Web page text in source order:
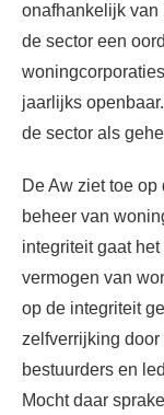
onafhankelijk van
de sector een
jaarlijks
de sector als
De Aw ziet toe
beheer van
integriteit gaat
vermogen van
op de integriteit
zelfverrijking
bestuurders en
Mocht daar